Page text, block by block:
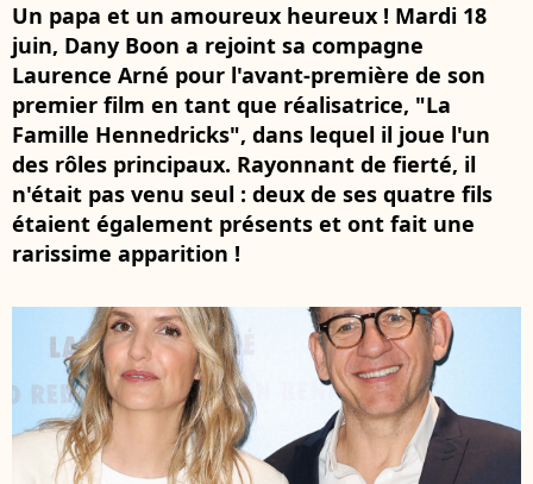
Un papa et un amoureux heureux ! Mardi 18
juin, Dany Boon a rejoint sa compagne
Laurence Arné pour l'avant-première de son
premier film en tant que réalisatrice, "La
Famille Hennedricks", dans lequel il joue l'un
des rôles principaux. Rayonnant de fierté, il
n'était pas venu seul : deux de ses quatre fils
étaient également présents et ont fait une
rarissime apparition !